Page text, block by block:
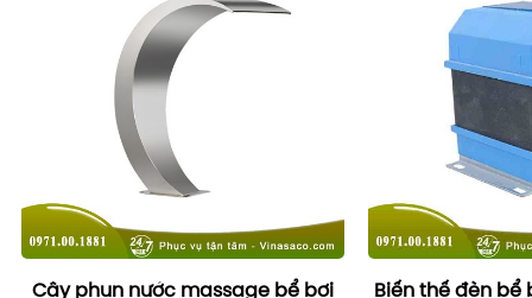
Cây phun nước massage bể bơi
Biến thế đèn bể